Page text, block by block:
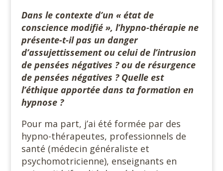
Dans le contexte d’un « état de
conscience modifié », l’hypno-thérapie ne
présente-t-il pas un danger
d’assujettissement ou celui de l’intrusion
de pensées négatives ? ou de résurgence
de pensées négatives ? Quelle est
l’éthique apportée dans ta formation en
hypnose ?
Pour ma part, j’ai été formée par des
hypno-thérapeutes, professionnels de
santé (médecin généraliste et
psychomotricienne), enseignants en